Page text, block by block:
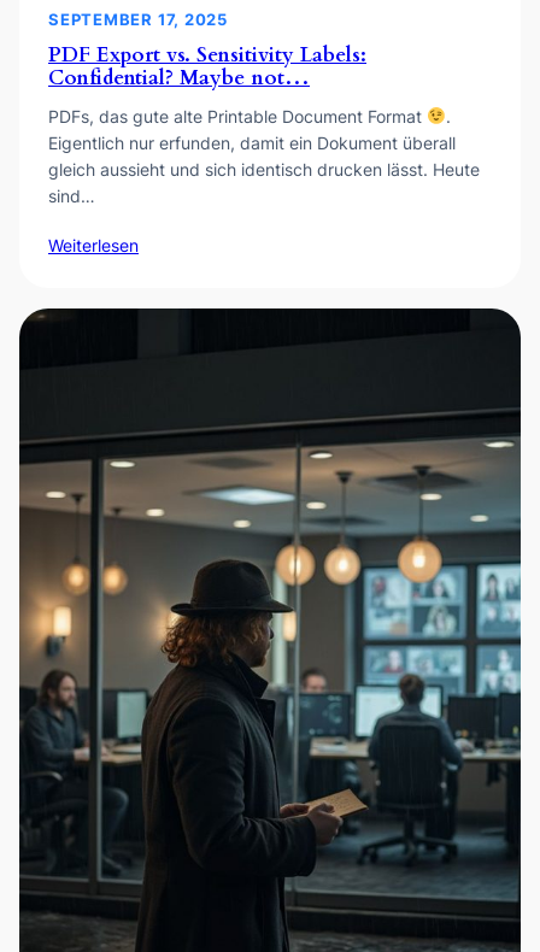
SEPTEMBER 17, 2025
PDF Export vs. Sensitivity Labels:
Confidential? Maybe not…
PDFs, das gute alte Printable Document Format
.
Eigentlich nur erfunden, damit ein Dokument überall
gleich aussieht und sich identisch drucken lässt. Heute
sind…
Weiterlesen